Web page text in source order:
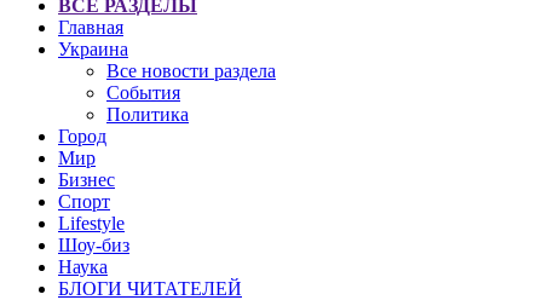
ВСЕ РАЗДЕЛЫ
Главная
Украина
Все новости раздела
События
Политика
Город
Мир
Бизнес
Спорт
Lifestyle
Шоу-биз
Наука
БЛОГИ ЧИТАТЕЛЕЙ